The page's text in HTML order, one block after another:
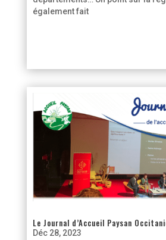
également fait
Le Journal d’Accueil Paysan
Déc 28, 2023